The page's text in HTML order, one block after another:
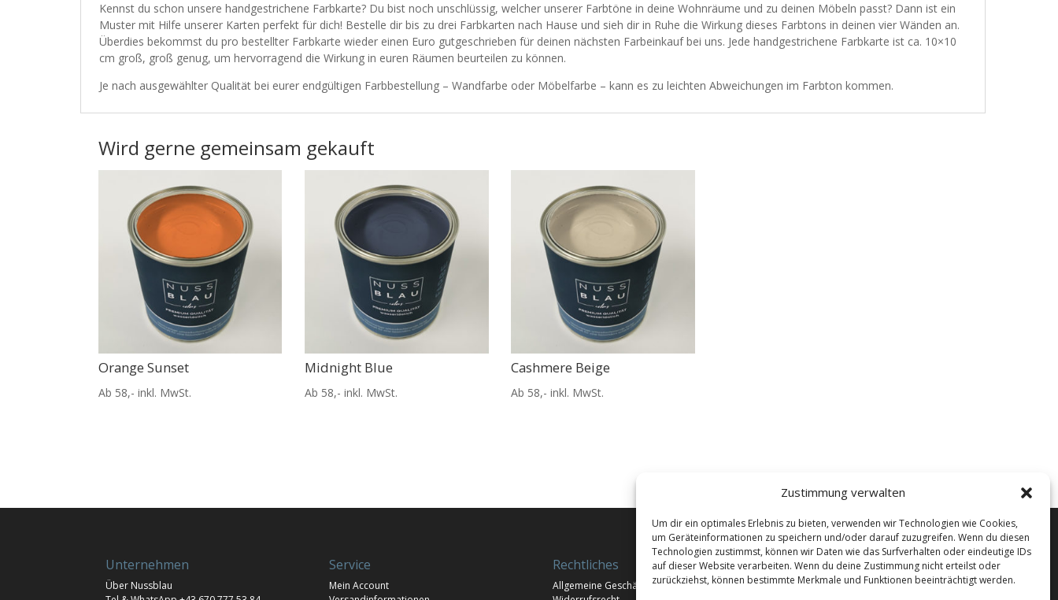
Zustimmung verwalten
Um dir ein optimales Erlebnis zu bieten, verwenden wir Technologien wie Cookies,
um Geräteinformationen zu speichern und/oder darauf zuzugreifen. Wenn du diesen
Technologien zustimmst, können wir Daten wie das Surfverhalten oder eindeutige IDs
auf dieser Website verarbeiten. Wenn du deine Zustimmung nicht erteilst oder
zurückziehst, können bestimmte Merkmale und Funktionen beeinträchtigt werden.
Kennst du schon unsere handgestrichene Farbkarte? Du bist noch unschlüssig, welcher unserer Farbtöne in deine Wohnräume und zu deinen Möbeln passt? Dann ist ein
Muster mit Hilfe unserer Karten perfekt für dich! Bestelle dir bis zu drei Farbkarten nach Hause und sieh dir in Ruhe die Wirkung dieses Farbtons in deinen vier Wänden an.
Überdies bekommst du pro bestellter Farbkarte wieder einen Euro gutgeschrieben für deinen nächsten Farbeinkauf bei uns. Jede handgestrichene Farbkarte ist ca. 10×10
cm groß, groß genug, um hervorragend die Wirkung in euren Räumen beurteilen zu können.
Je nach ausgewählter Qualität bei eurer endgültigen Farbbestellung – Wandfarbe oder Möbelfarbe – kann es zu leichten Abweichungen im Farbton kommen.
Wird gerne gemeinsam gekauft
Orange Sunset
Ab 58,- inkl. MwSt.
Midnight Blue
Ab 58,- inkl. MwSt.
Cashmere Beige
Ab 58,- inkl. MwSt.
Unternehmen
Über Nussblau
Service
Mein Account
Rechtliches
Allgemeine Geschäftsbedingungen
Widerruf